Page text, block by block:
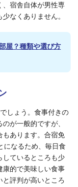
、宿舎自体が男性専
なくありません。
屋？種類や選び方
しょう。食事付きの
が一般的ですが、
もあります。合宿免
になるため、毎日食
しているところも少
康的で美味しい食事
評判が高いところ